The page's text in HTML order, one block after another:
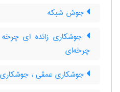
جوش شبکه
جوشکاری زائده ای
چرخه‌ای
جوشکاری عمقی ،